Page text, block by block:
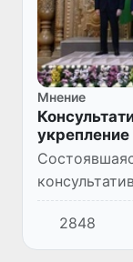
Мнение
укрепление
совершенно
2848